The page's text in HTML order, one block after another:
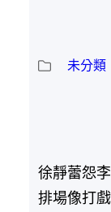
未分類
徐靜蕾怨
排場像打